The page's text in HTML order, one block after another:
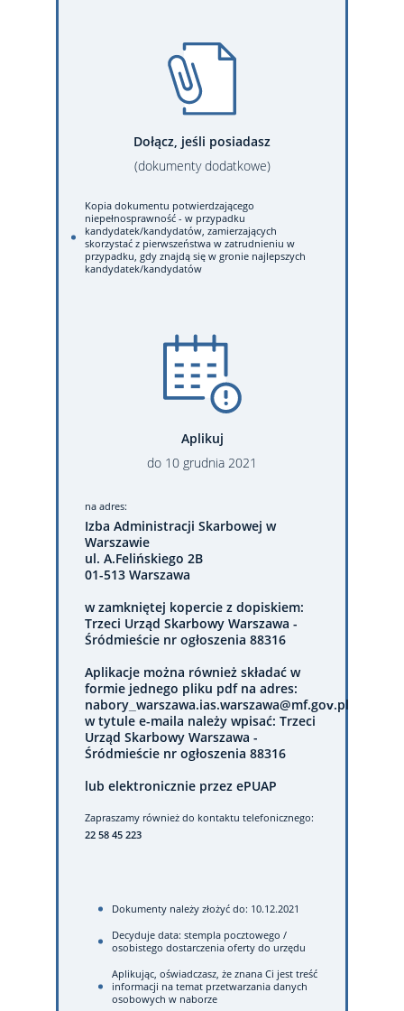
Dołącz, jeśli posiadasz
(dokumenty dodatkowe)
Kopia dokumentu potwierdzającego
niepełnosprawność - w przypadku
kandydatek/kandydatów, zamierzających
skorzystać z pierwszeństwa w zatrudnieniu w
przypadku, gdy znajdą się w gronie najlepszych
kandydatek/kandydatów
Aplikuj
do 10 grudnia 2021
na adres:
Izba Administracji Skarbowej w
Warszawie
ul. A.Felińskiego 2B
01-513 Warszawa
w zamkniętej kopercie z dopiskiem:
Trzeci Urząd Skarbowy Warszawa -
Śródmieście nr ogłoszenia 88316
Aplikacje można również składać w
formie jednego pliku pdf na adres:
nabory_warszawa.ias.warszawa@mf.gov.pl
w tytule e-maila należy wpisać: Trzeci
Urząd Skarbowy Warszawa -
Śródmieście nr ogłoszenia 88316
lub elektronicznie przez ePUAP
Zapraszamy również do kontaktu telefonicznego:
22 58 45 223
Dokumenty należy złożyć do: 10.12.2021
Decyduje data: stempla pocztowego /
osobistego dostarczenia oferty do urzędu
Aplikując, oświadczasz, że znana Ci jest treść
informacji na temat przetwarzania danych
osobowych w naborze